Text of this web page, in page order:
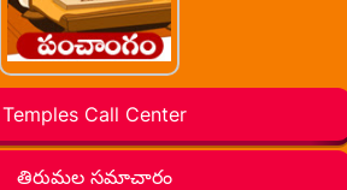
Temples Call Center
తిరుమల సమాచారం